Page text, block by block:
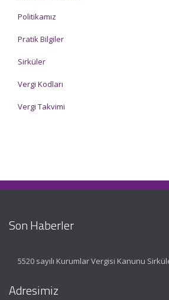
Politikamız
Pratik Bilgiler
Sirküler
Vergi Kodları
Vergi Takvimi
Son Haberler
5520 sayılı Kurumlar Vergisi Kanunu
Adresimiz